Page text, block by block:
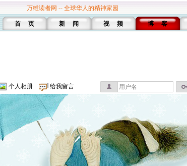
万维读者网 -- 全球华人的精神家园
首 页 新 闻 视 频 博 客
个人相册 给我留言